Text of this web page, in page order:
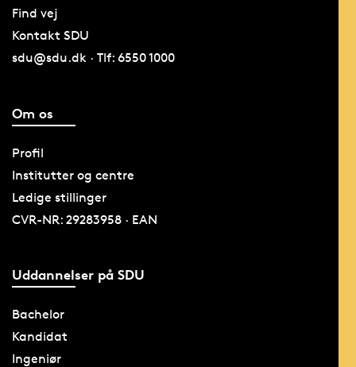
Find vej
Kontakt SDU
sdu@sdu.dk · Tlf: 6550 1000
Om os
Profil
Institutter og centre
Ledige stillinger
CVR-NR: 29283958 · EAN
Uddannelser på SDU
Bachelor
Kandidat
Ingeniør